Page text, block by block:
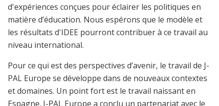
d'expériences conçues pour éclairer les politiques en
matière d’éducation. Nous espérons que le modèle et
les résultats d'IDEE pourront contribuer à ce travail au
niveau international.
Pour ce qui est des perspectives d’avenir, le travail de J-
PAL Europe se développe dans de nouveaux contextes
et domaines. Un point fort est le travail naissant en
Espagne. J-PAL Europe a conclu un partenariat avec le